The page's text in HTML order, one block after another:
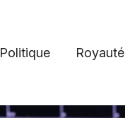
Politique Royauté